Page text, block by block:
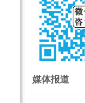
媒体报道